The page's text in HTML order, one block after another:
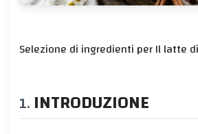
Selezione di ingredienti per Il latte
INTRODUZIONE